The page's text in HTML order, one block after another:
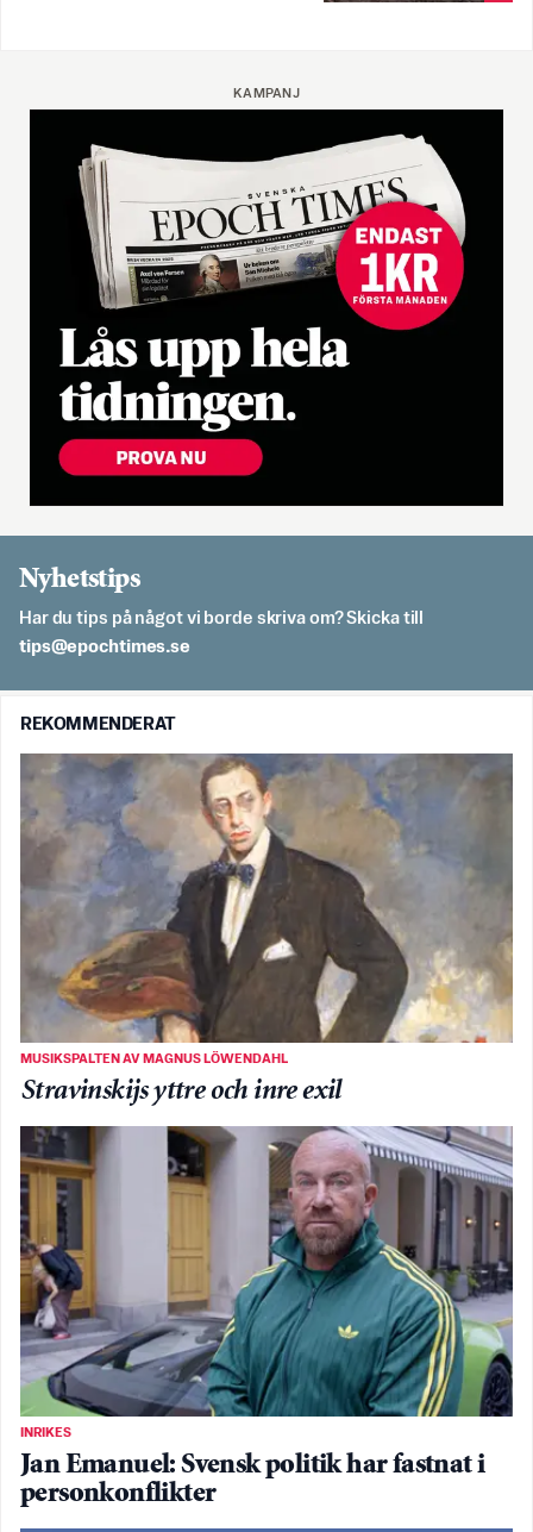
KAMPANJ
Nyhetstips
Har du tips på något vi borde skriva om? Skicka till
es.semithcope@spit
REKOMMENDERAT
MUSIKSPALTEN AV MAGNUS LÖWENDAHL
Stravinskijs yttre och inre exil
INRIKES
Jan Emanuel: Svensk politik har fastnat i
personkonflikter